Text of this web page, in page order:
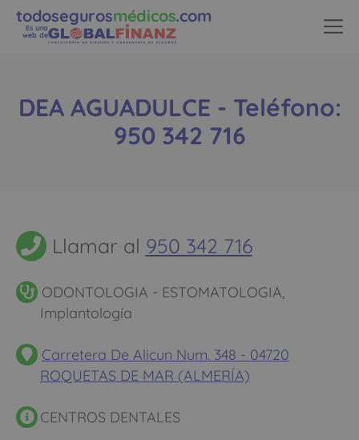
todosegurosmédicos.com
Es una
web de
DEA AGUADULCE - Teléfono:
950 342 716
Llamar al 950 342 716
ODONTOLOGIA - ESTOMATOLOGIA,
Implantología
Carretera De Alicun Num. 348 - 04720
ROQUETAS DE MAR (ALMERÍA)
CENTROS DENTALES